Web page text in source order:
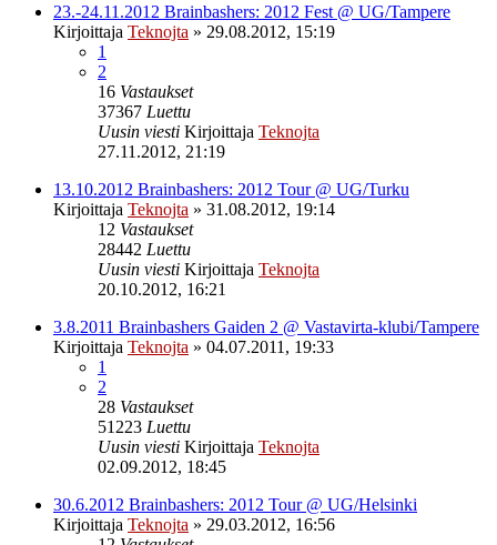
23.-24.11.2012 Brainbashers: 2012 Fest @ UG/Tampere
Kirjoittaja Teknojta » 29.08.2012, 15:19
1
2
16 Vastaukset
37367 Luettu
Uusin viesti Kirjoittaja Teknojta
27.11.2012, 21:19
13.10.2012 Brainbashers: 2012 Tour @ UG/Turku
Kirjoittaja Teknojta » 31.08.2012, 19:14
12 Vastaukset
28442 Luettu
Uusin viesti Kirjoittaja Teknojta
20.10.2012, 16:21
3.8.2011 Brainbashers Gaiden 2 @ Vastavirta-klubi/Tampere
Kirjoittaja Teknojta » 04.07.2011, 19:33
1
2
28 Vastaukset
51223 Luettu
Uusin viesti Kirjoittaja Teknojta
02.09.2012, 18:45
30.6.2012 Brainbashers: 2012 Tour @ UG/Helsinki
Kirjoittaja Teknojta » 29.03.2012, 16:56